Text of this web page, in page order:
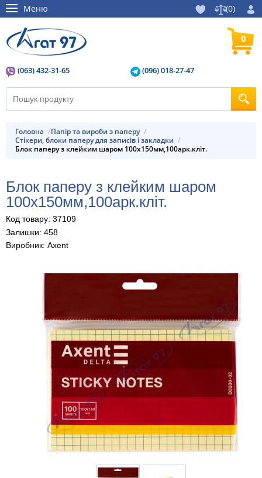
Меню (0)
(063) 432-31-65 (096) 018-27-47
0
Головна
Папір та вироби з паперу
Стікери, блоки паперу для записів і закладки
Блок паперу з клейким шаром 100x150мм,100арк.кліт.
Блок паперу з клейким шаром
100x150мм,100арк.кліт.
Код товару: 37109
Залишки: 458
Виробник: Axent